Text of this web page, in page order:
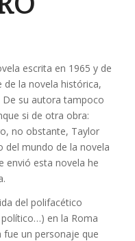
escrita en 1965 y de
la novela histórica,
De su autora tampoco
si de otra obra:
no obstante, Taylor
del mundo de la novela
envió esta novela he
del polifacético
en la Roma
fue un personaje que